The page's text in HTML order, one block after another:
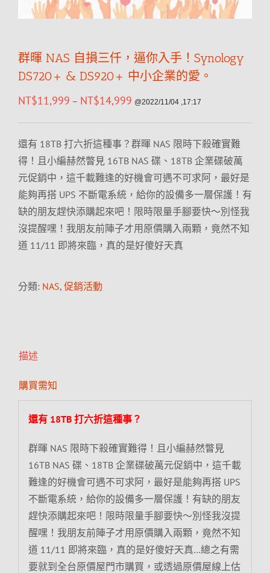
群暉 NAS 自損三仟，逼你入手！Synology
DS720+ & DS920+ 中小企業的愛。
NT$11,999 – NT$14,999 @2022/11/04 ,17:17
還有 18TB 打六折這種事？群暉 NAS 限時下殺確實難
得！且小編赫然瞥見 16TB NAS 碟、18TB 企業碟破萬
元促銷中，這千載難逢的好機會可遇不可求阿，最好是
能夠再搭 UPS 不斷電系統，給你的設備多一層保護！有
缺的朋友趕快添購起來吧！限時限量手腳要快～別怪我
沒提醒嘿！我朋友前陣子才用原價購入兩顆，竟然不知
道 11/11 即將來臨，真的是好傻好天真
分類: NAS, 促銷活動
描述
購買需知
還有 18TB 打六折這種事？
群暉 NAS 限時下殺確實難得！且小編赫然瞥見
16TB NAS 碟、18TB 企業碟破萬元促銷中，這千載
難逢的好機會可遇不可求阿，最好是能夠再搭 UPS
不斷電系統，給你的設備多一層保護！有缺的朋友
趕快添購起來吧！限時限量手腳要快～別怪我沒提
醒嘿！我朋友前陣子才用原價購入兩顆，竟然不知
道 11/11 即將來臨，真的是好傻好天真…總之有需
要就到全台原價屋門市購買，或透過原價屋線上估